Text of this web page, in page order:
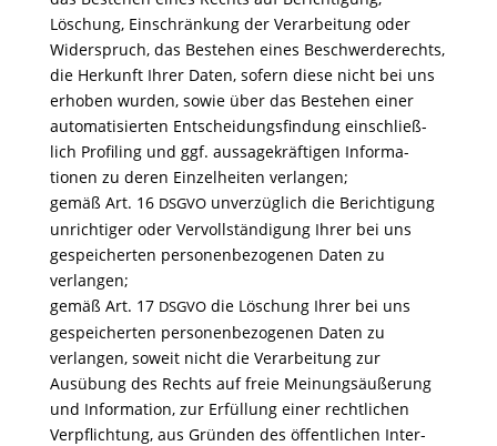
Löschung, Einschrän­kung der Verar­bei­tung oder
Wider­spruch, das Bestehen eines Beschwer­de­rechts,
die Herkunft Ihrer Daten, sofern diese nicht bei uns
erhoben wurden, sowie über das Bestehen einer
auto­ma­ti­sierten Entschei­dungs­fin­dung einschließ­
lich Profiling und ggf. aussa­ge­kräf­tigen Infor­ma­
tionen zu deren Einzel­heiten verlangen;
gemäß Art. 16 DSGVOunver­züg­lich die Berich­ti­gung
unrich­tiger oder Vervoll­stän­di­gung Ihrer bei uns
gespei­cherten perso­nen­be­zo­genen Daten zu
verlangen;
gemäß Art. 17 DSGVOdie Löschung Ihrer bei uns
gespei­cherten perso­nen­be­zo­genen Daten zu
verlangen, soweit nicht die Verar­bei­tung zur
Ausübung des Rechts auf freie Meinungs­äu­ße­rung
und Infor­ma­tion, zur Erfül­lung einer recht­li­chen
Verpflich­tung, aus Gründen des öffent­li­chen Inter­